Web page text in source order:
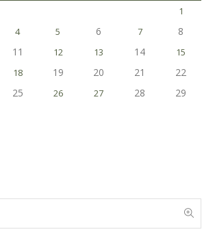
1
4 5 6 7 8
11 12 13 14
15
18 19 20 21 22
25 26 27 28 29